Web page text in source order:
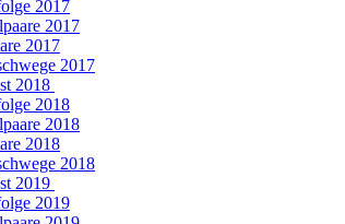
2017
2017
2017
2017
2018
2018
2018
2018
2018
2019
2019